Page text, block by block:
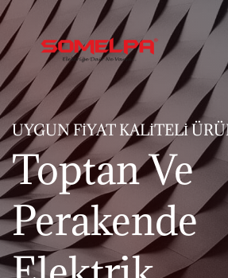
UYGUN FIYAT KALITELI
Toptan Ve
Perakende